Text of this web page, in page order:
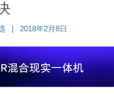
2018年2月8日